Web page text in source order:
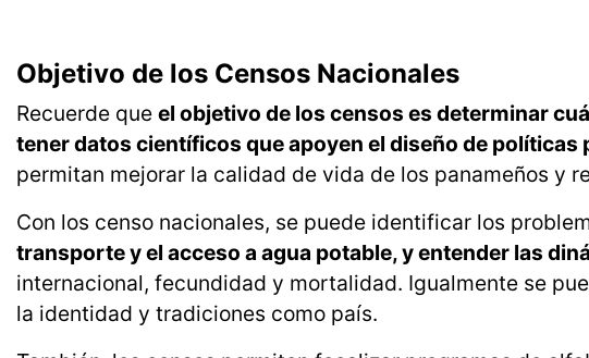
Objetivo de los Censos Nacionales
Recuerde que el objetivo de los censos es determinar
tener datos científicos que apoyen el diseño de políticas
permitan mejorar la calidad de vida de los panameños y
Con los censo nacionales, se puede identificar los
transporte y el acceso a agua potable, y entender las
internacional, fecundidad y mortalidad. Igualmente se
la identidad y tradiciones como país.